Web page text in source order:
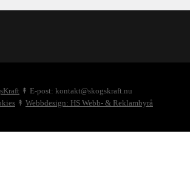
↟ E-post: kontakt@skogskraft.nu
↟ Webbdesign: HS Webb- & Reklambyrå